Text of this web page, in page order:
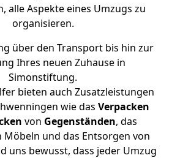
alle Aspekte eines Umzugs zu
organisieren.
über den Transport bis hin zur
Ihres neuen Zuhause in
Simonstiftung.
bieten auch Zusatzleistungen
wie das Verpacken
von Gegenständen, das
Möbeln und das Entsorgen von
uns bewusst, dass jeder Umzug